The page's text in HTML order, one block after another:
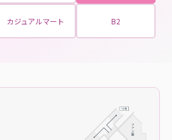
カジュアルマート B2